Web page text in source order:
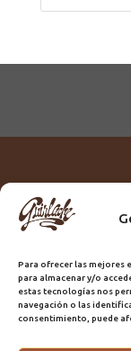
Para ofrecer las mejores
para almacenar y/o
estas tecnologías nos
navegación o las
consentimiento, puede
Titular:
ROME
Domicilio:
Ciudad:Las
Registro